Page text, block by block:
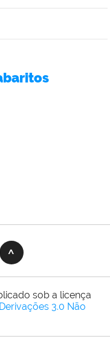
sob a licença
3.0 Não